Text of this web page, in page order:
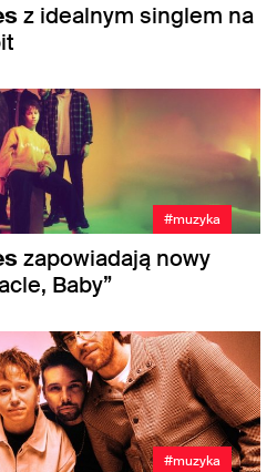
z idealnym singlem na
#muzyka
zapowiadają nowy
Baby”
#muzyka